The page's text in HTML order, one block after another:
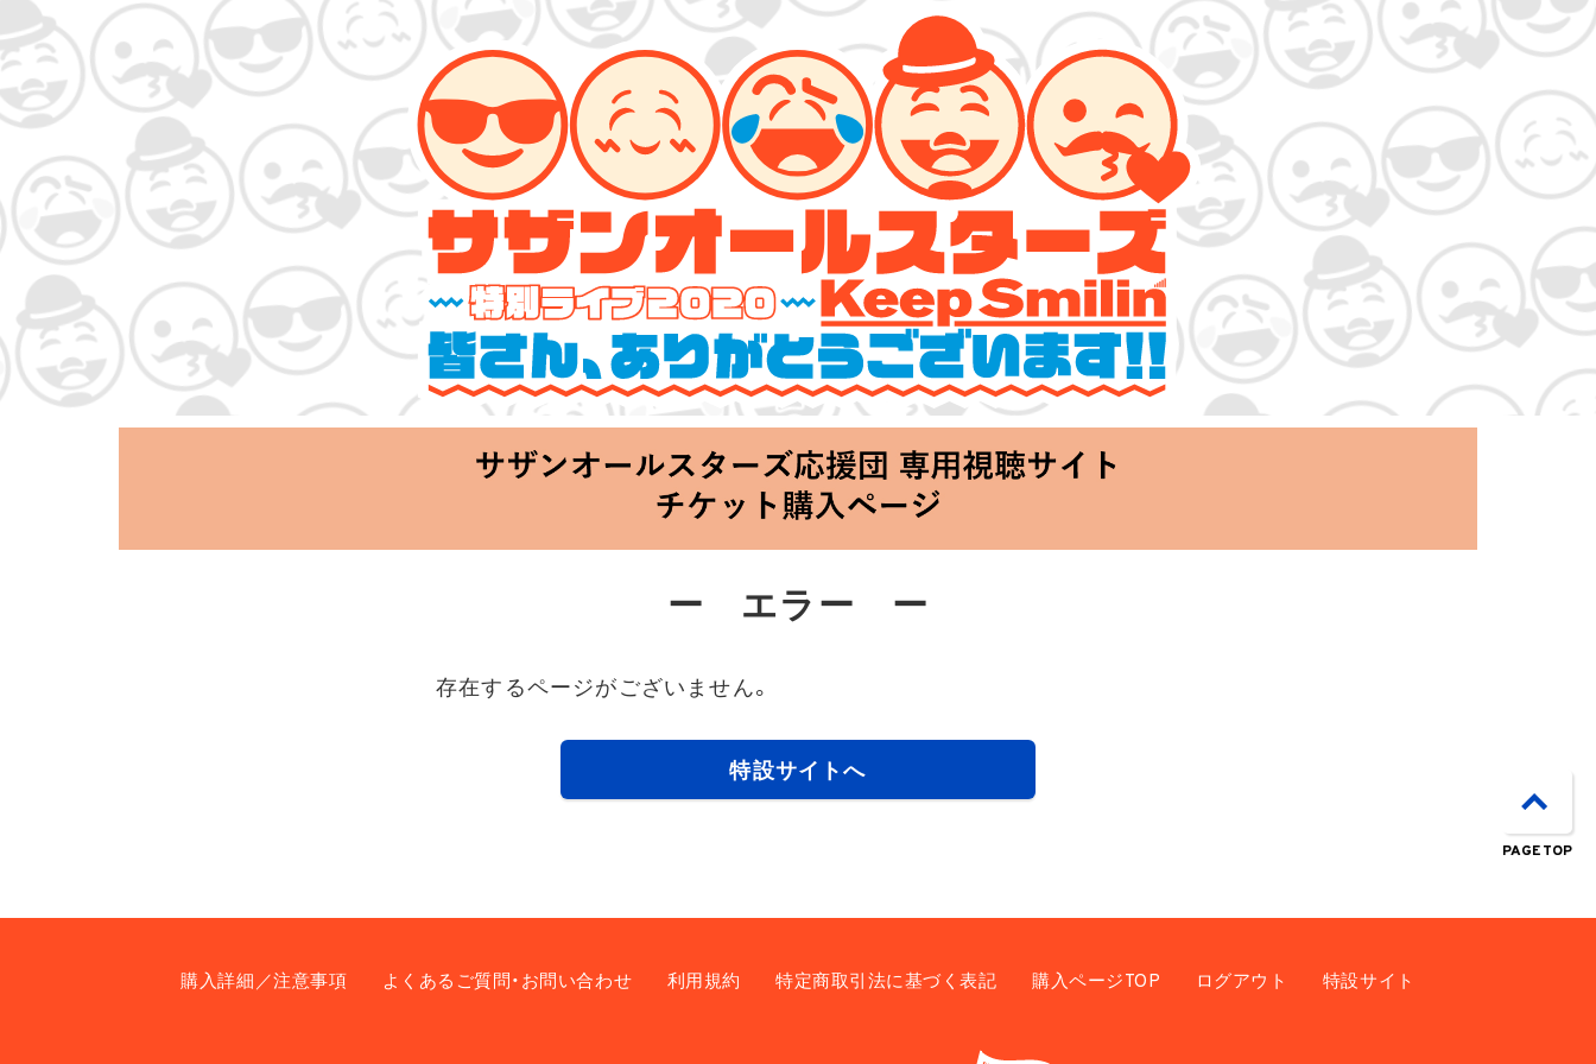
サザンオールスターズ 特別ライブ 2020
「Keep Smilin’～皆さん、ありがとうございます!!～」
2020.06.25 Thu 20:00 Start at 横浜アリーナ
ー エラー ー
存在するページがございません。
特設サイトへ
購入詳細／注意事項 よくあるご質問・お問い合わせ 利用規約 特定商取引法に基づく表記 購入ページTOP ログアウト 特設サイト
PAGE TOP